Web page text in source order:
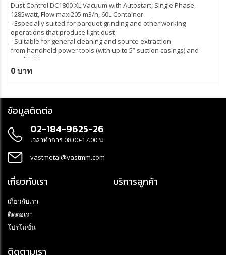
Dust Control DC1800 XL Vacuum with Autostart, Single Phase,
1285watt, Flow max 205 m3/h, 60L Container
- Especially suited for parquet grinding and other working
operations that produce light dust
- Suitable for general cleaning and source extraction
from handheld power tools (with up to 5” suction casings) and
small table saws.
- Slim, lightweight and ideal for those that need a highly portable
0 บาท
ข้อมูลติดต่อ
02-184-9625-26
เวลาทำการ 08.00-17.00 น.
vastmetal@vastmm.com
เกี่ยวกับเรา
เกี่ยวกับเรา
ติดต่อเรา
โปรโมชั่น
บริการลูกค้า
ติดตามเรา